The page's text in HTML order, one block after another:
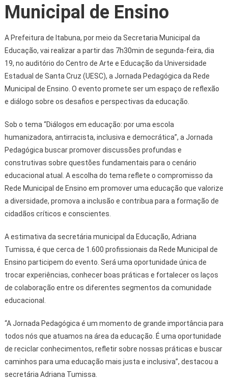
Municipal de Ensino
A Prefeitura de Itabuna, por meio da Secretaria Municipal da
Educação, vai realizar a partir das 7h30min de segunda-feira, dia
19, no auditório do Centro de Arte e Educação da Universidade
Estadual de Santa Cruz (UESC), a Jornada Pedagógica da Rede
Municipal de Ensino. O evento promete ser um espaço de reflexão
e diálogo sobre os desafios e perspectivas da educação.
Sob o tema “Diálogos em educação: por uma escola
humanizadora, antirracista, inclusiva e democrática”, a Jornada
Pedagógica buscar promover discussões profundas e
construtivas sobre questões fundamentais para o cenário
educacional atual. A escolha do tema reflete o compromisso da
Rede Municipal de Ensino em promover uma educação que valorize
a diversidade, promova a inclusão e contribua para a formação de
cidadãos críticos e conscientes.
A estimativa da secretária municipal da Educação, Adriana
Tumissa, é que cerca de 1.600 profissionais da Rede Municipal de
Ensino participem do evento. Será uma oportunidade única de
trocar experiências, conhecer boas práticas e fortalecer os laços
de colaboração entre os diferentes segmentos da comunidade
educacional.
“A Jornada Pedagógica é um momento de grande importância para
todos nós que atuamos na área da educação. É uma oportunidade
de reciclar conhecimentos, refletir sobre nossas práticas e buscar
caminhos para uma educação mais justa e inclusiva”, destacou a
secretária Adriana Tumissa.